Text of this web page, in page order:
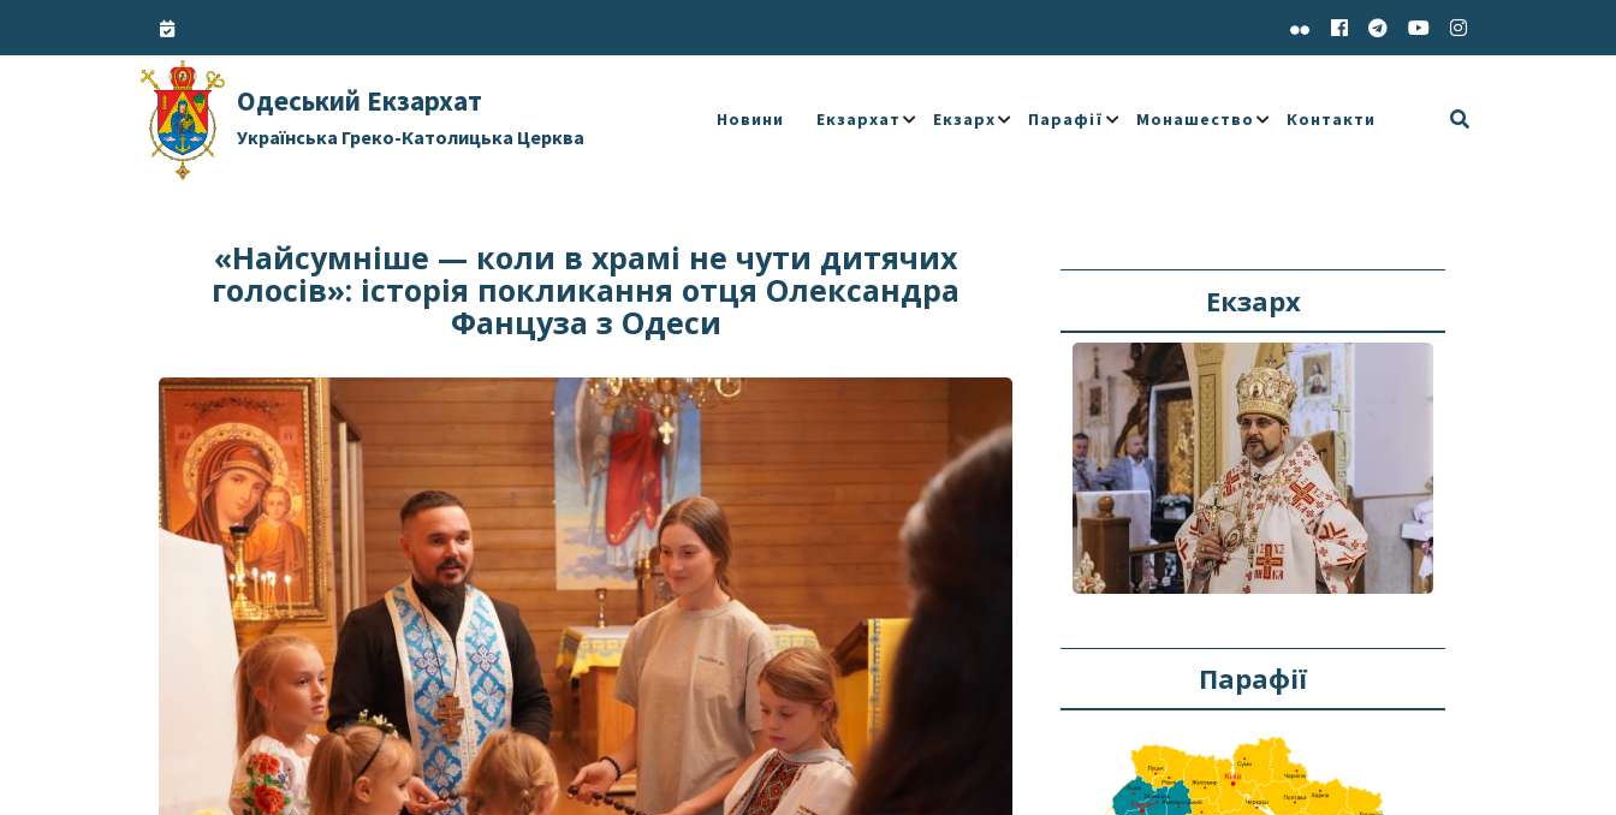
Одеський Екзархат
Українська Греко-Католицька Церква
Новини Екзархат Екзарх Парафії Монашество Контакти
«Найсумніше — коли в храмі не чути дитячих
голосів»: історія покликання отця Олександра
Фанцуза з Одеси
Екзарх
Парафії